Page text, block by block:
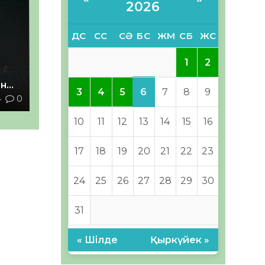
0
2026
ДС СС СӘ БС ЖМ СБ ЖС
1 2
3 4 5 6 7 8 9
10 11 12 13 14 15 16
17 18 19 20 21 22 23
24 25 26 27 28 29 30
31
« Шілде Қыркүйек »